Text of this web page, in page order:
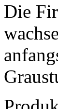
Die